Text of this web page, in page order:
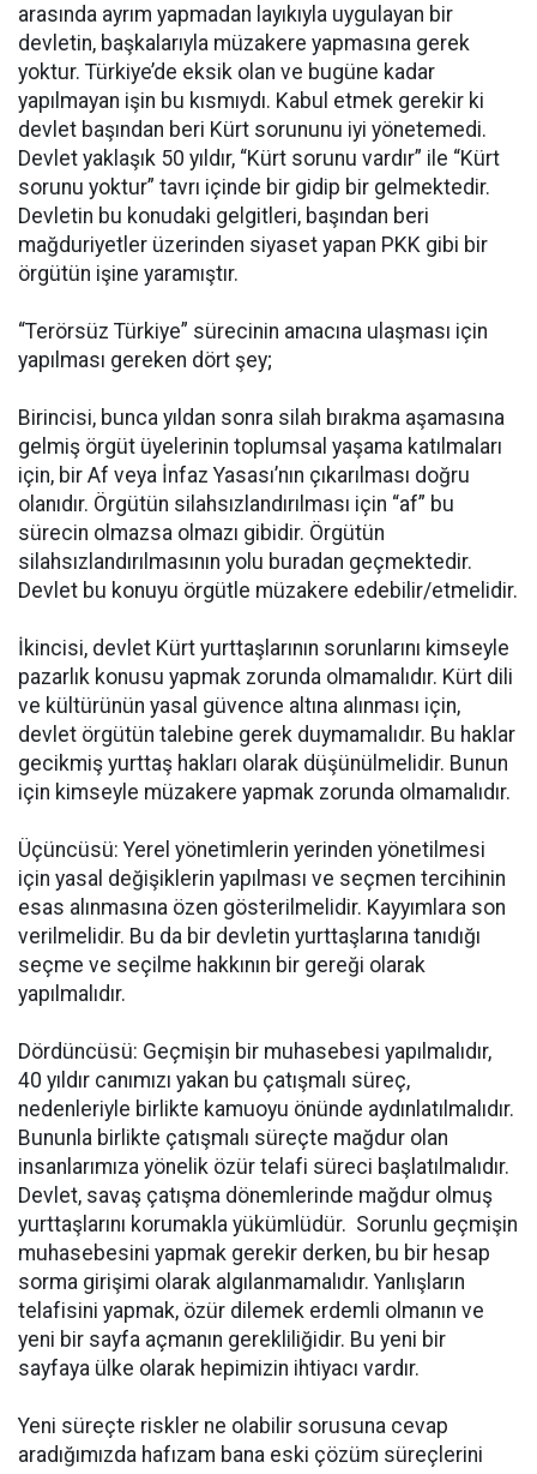
arasında ayrım yapmadan layıkıyla uygulayan bir
devletin, başkalarıyla müzakere yapmasına gerek
yoktur. Türkiye’de eksik olan ve bugüne kadar
yapılmayan işin bu kısmıydı. Kabul etmek gerekir ki
devlet başından beri Kürt sorununu iyi yönetemedi.
Devlet yaklaşık 50 yıldır, “Kürt sorunu vardır” ile “Kürt
sorunu yoktur” tavrı içinde bir gidip bir gelmektedir.
Devletin bu konudaki gelgitleri, başından beri
mağduriyetler üzerinden siyaset yapan PKK gibi bir
örgütün işine yaramıştır.
“Terörsüz Türkiye” sürecinin amacına ulaşması için
yapılması gereken dört şey;
Birincisi, bunca yıldan sonra silah bırakma aşamasına
gelmiş örgüt üyelerinin toplumsal yaşama katılmaları
için, bir Af veya İnfaz Yasası’nın çıkarılması doğru
olanıdır. Örgütün silahsızlandırılması için “af” bu
sürecin olmazsa olmazı gibidir. Örgütün
silahsızlandırılmasının yolu buradan geçmektedir.
Devlet bu konuyu örgütle müzakere edebilir/etmelidir.
İkincisi, devlet Kürt yurttaşlarının sorunlarını kimseyle
pazarlık konusu yapmak zorunda olmamalıdır. Kürt dili
ve kültürünün yasal güvence altına alınması için,
devlet örgütün talebine gerek duymamalıdır. Bu haklar
gecikmiş yurttaş hakları olarak düşünülmelidir. Bunun
için kimseyle müzakere yapmak zorunda olmamalıdır.
Üçüncüsü: Yerel yönetimlerin yerinden yönetilmesi
için yasal değişiklerin yapılması ve seçmen tercihinin
esas alınmasına özen gösterilmelidir. Kayyımlara son
verilmelidir. Bu da bir devletin yurttaşlarına tanıdığı
seçme ve seçilme hakkının bir gereği olarak
yapılmalıdır.
Dördüncüsü: Geçmişin bir muhasebesi yapılmalıdır,
40 yıldır canımızı yakan bu çatışmalı süreç,
nedenleriyle birlikte kamuoyu önünde aydınlatılmalıdır.
Bununla birlikte çatışmalı süreçte mağdur olan
insanlarımıza yönelik özür telafi süreci başlatılmalıdır.
Devlet, savaş çatışma dönemlerinde mağdur olmuş
yurttaşlarını korumakla yükümlüdür. Sorunlu geçmişin
muhasebesini yapmak gerekir derken, bu bir hesap
sorma girişimi olarak algılanmamalıdır. Yanlışların
telafisini yapmak, özür dilemek erdemli olmanın ve
yeni bir sayfa açmanın gerekliliğidir. Bu yeni bir
sayfaya ülke olarak hepimizin ihtiyacı vardır.
Yeni süreçte riskler ne olabilir sorusuna cevap
aradığımızda hafızam bana eski çözüm süreçlerini